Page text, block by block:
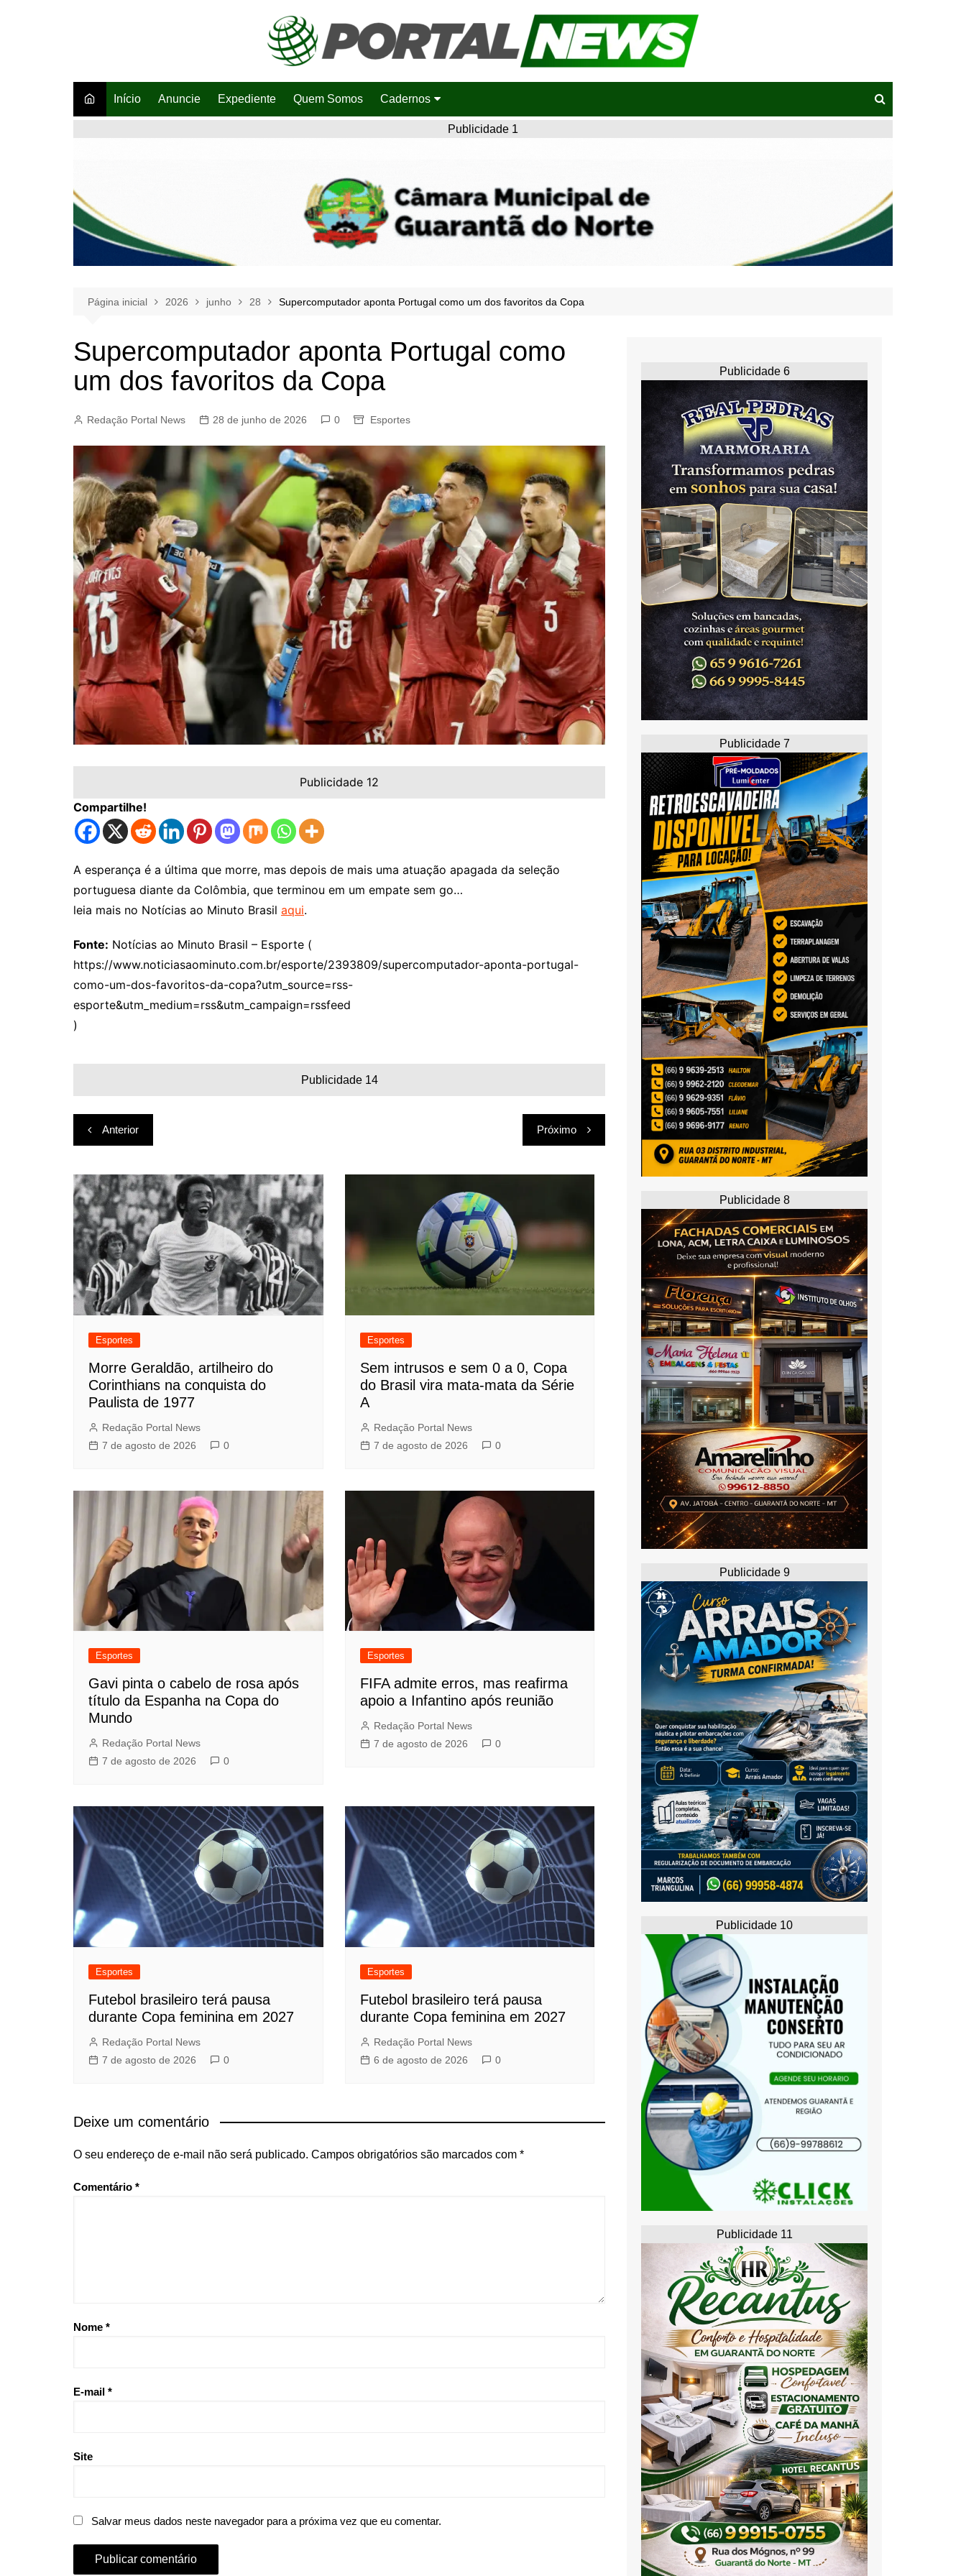
Início Anuncie Expediente Quem Somos Cadernos
Entretenimento
Esportes
Publicidade 1
Página inicial 2026 junho 28 Supercomputador aponta Portugal como um dos favoritos da Copa
Supercomputador aponta Portugal como
um dos favoritos da Copa
Redação Portal News 28 de junho de 2026 0 Esportes
Publicidade 12
Compartilhe!
A esperança é a última que morre, mas depois de mais uma atuação apagada da seleção
portuguesa diante da Colômbia, que terminou em um empate sem go…
leia mais no Notícias ao Minuto Brasil aqui.
Fonte: Notícias ao Minuto Brasil – Esporte (
https://www.noticiasaominuto.com.br/esporte/2393809/supercomputador-aponta-portugal-
como-um-dos-favoritos-da-copa?utm_source=rss-
esporte&utm_medium=rss&utm_campaign=rssfeed
)
Publicidade 14
Navegação
de
Post
Anterior Próximo
Esportes
Morre Geraldão, artilheiro do
Corinthians na conquista do
Paulista de 1977
Redação Portal News
7 de agosto de 2026
0
Esportes
Sem intrusos e sem 0 a 0, Copa
do Brasil vira mata-mata da Série
A
Redação Portal News
7 de agosto de 2026
0
Esportes
Gavi pinta o cabelo de rosa após
título da Espanha na Copa do
Mundo
Redação Portal News
7 de agosto de 2026
0
Esportes
FIFA admite erros, mas reafirma
apoio a Infantino após reunião
Redação Portal News
7 de agosto de 2026
0
Esportes
Futebol brasileiro terá pausa
durante Copa feminina em 2027
Redação Portal News
7 de agosto de 2026
0
Esportes
Futebol brasileiro terá pausa
durante Copa feminina em 2027
Redação Portal News
6 de agosto de 2026
0
Deixe um comentário
O seu endereço de e-mail não será publicado. Campos obrigatórios são marcados com *
Comentário *
Nome *
E-mail *
Site
Salvar meus dados neste navegador para a próxima vez que eu comentar.
Publicidade 6
Publicidade 7
Publicidade 8
Publicidade 9
Publicidade 10
Publicidade 11